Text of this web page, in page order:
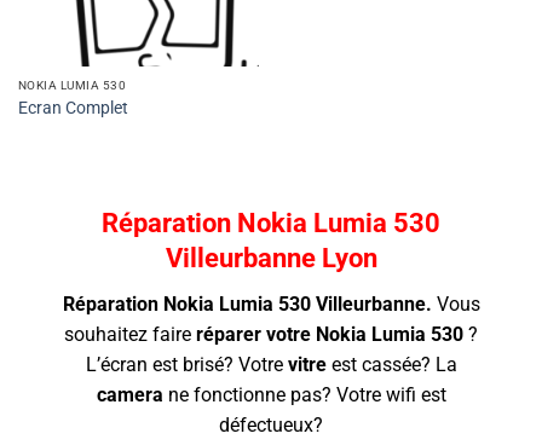
NOKIA LUMIA 530
Ecran Complet
Réparation Nokia Lumia 530
Villeurbanne Lyon
Réparation Nokia Lumia 530 Villeurbanne. Vous
souhaitez faire réparer votre Nokia Lumia 530 ?
L’écran est brisé? Votre vitreest cassée? La
camera ne fonctionne pas? Votre wifi est
défectueux?